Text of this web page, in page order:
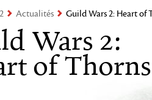
Actualités Guild Wars 2: Heart of
Wars 2:
of Thorns